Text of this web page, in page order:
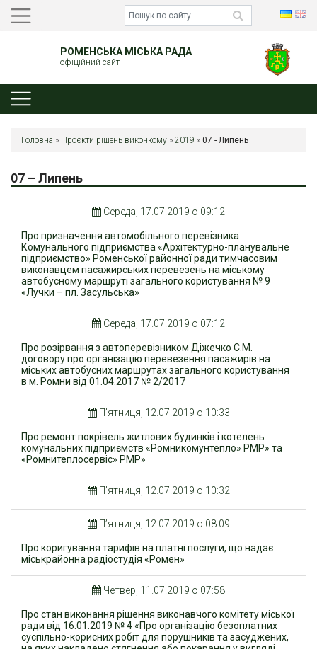
РОМЕНСЬКА МІСЬКА РАДА
офіційний сайт
Головна » Проєкти рішень виконкому » 2019 » 07 - Липень
07 – Липень
Середа, 17.07.2019 о 09:12
Про призначення автомобільного перевізника
Комунального підприємства «Архітектурно-планувальне
підприємство» Роменської районної ради тимчасовим
виконавцем пасажирських перевезень на міському
автобусному маршруті загального користування № 9
«Лучки – пл. Засульська»
Середа, 17.07.2019 о 07:12
Про розірвання з автоперевізником Діжечко С.М.
договору про організацію перевезення пасажирів на
міських автобусних маршрутах загального користування
в м. Ромни від 01.04.2017 № 2/2017
П’ятниця, 12.07.2019 о 10:33
Про ремонт покрівель житлових будинків і котелень
комунальних підприємств «Ромникомунтепло» РМР» та
«Ромнитеплосервіс» РМР»
П’ятниця, 12.07.2019 о 10:32
П’ятниця, 12.07.2019 о 08:09
Про коригування тарифів на платні послуги, що надає
міськрайонна радіостудія «Ромен»
Четвер, 11.07.2019 о 07:58
Про стан виконання рішення виконавчого комітету міської
ради від 16.01.2019 № 4 «Про організацію безоплатних
суспільно-корисних робіт для порушників та засуджених,